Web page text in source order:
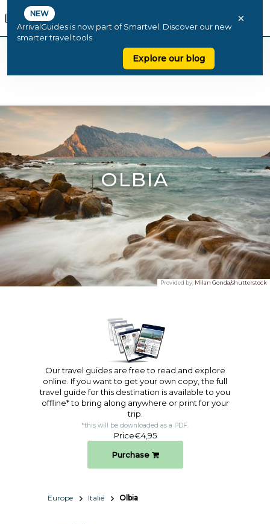
NEW
ArrivalGuides is now part of Smartvel. Discover our new
smarter travel tools
Explore our blog
×
OLBIA
Provided by: Milan Gonda/shutterstock
Our travel guides are free to read and explore
online. If you want to get your own copy, the full
travel guide for this destination is available to you
offline* to bring along anywhere or print for your
trip.​
*this will be downloaded as a PDF.
Price€4,95
Purchase
Europe Italië Olbia